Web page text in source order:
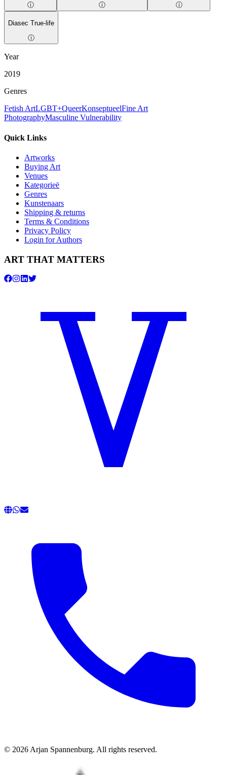
ⓘ
ⓘ
ⓘ
Diasec True-life
ⓘ
Year
2019
Genres
Fetish ArtLGBT+QueerKonseptueelFine Art
PhotographyMasculine Vulnerability
Quick Links
Artworks
Buying Art
Venues
Kategorieë
Genres
Kunstenaars
Shipping & returns
Terms & Conditions
Privacy Policy
Login for Authors
ART THAT MATTERS
© 2026 Arjan Spannenburg. All rights reserved.